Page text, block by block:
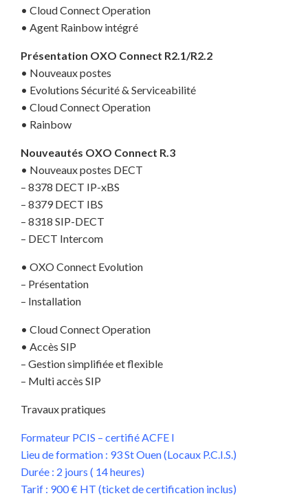
• Cloud Connect Operation
• Agent Rainbow intégré
Présentation OXO Connect R2.1/R2.2
• Nouveaux postes
• Evolutions Sécurité & Serviceabilité
• Cloud Connect Operation
• Rainbow
Nouveautés OXO Connect R.3
• Nouveaux postes DECT
– 8378 DECT IP-xBS
– 8379 DECT IBS
– 8318 SIP-DECT
– DECT Intercom
• OXO Connect Evolution
– Présentation
– Installation
• Cloud Connect Operation
• Accès SIP
– Gestion simplifiée et flexible
– Multi accès SIP
Travaux pratiques
Formateur PCIS – certifié ACFE I
Lieu de formation : 93 St Ouen (Locaux P.C.I.S.)
Durée : 2 jours ( 14 heures)
Tarif : 900 € HT (ticket de certification inclus)